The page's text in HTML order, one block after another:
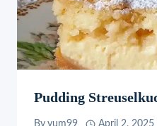
Pudding
By yum99 April 2, 2025